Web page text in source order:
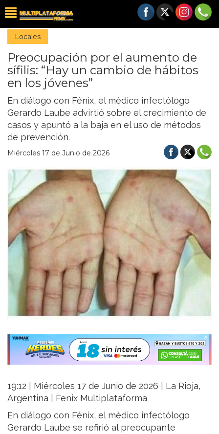
Locales
Preocupación por el aumento de
sífilis: “Hay un cambio de hábitos
en los jóvenes”
En diálogo con Fénix, el médico infectólogo
Gerardo Laube advirtió sobre el crecimiento de
casos y apuntó a la baja en el uso de métodos
de prevención.
Miércoles 17 de Junio de 2026
19:12 | Miércoles 17 de Junio de 2026 | La Rioja,
Argentina | Fenix Multiplataforma
En diálogo con Fénix, el médico infectólogo
Gerardo Laube se refirió al preocupante